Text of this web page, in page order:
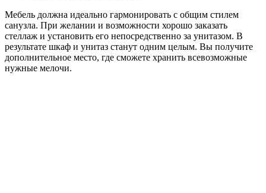
Мебель должна идеально гармонировать с общим стилем
санузла. При желании и возможности хорошо заказать
стеллаж и установить его непосредственно за унитазом. В
результате шкаф и унитаз станут одним целым. Вы получите
дополнительное место, где сможете хранить всевозможные
нужные мелочи.